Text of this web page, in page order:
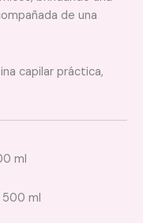
de una
capilar práctica,
ml
500 ml